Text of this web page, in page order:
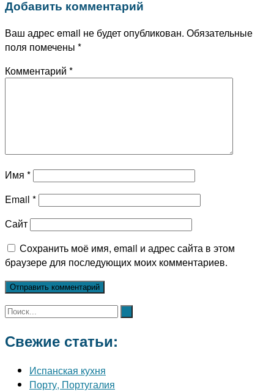
Добавить комментарий
Ваш адрес email не будет опубликован. Обязательные
поля помечены *
Комментарий *
Имя *
Email *
Сайт
Сохранить моё имя, email и адрес сайта в этом
браузере для последующих моих комментариев.
Свежие статьи:
Испанская кухня
Порту, Португалия